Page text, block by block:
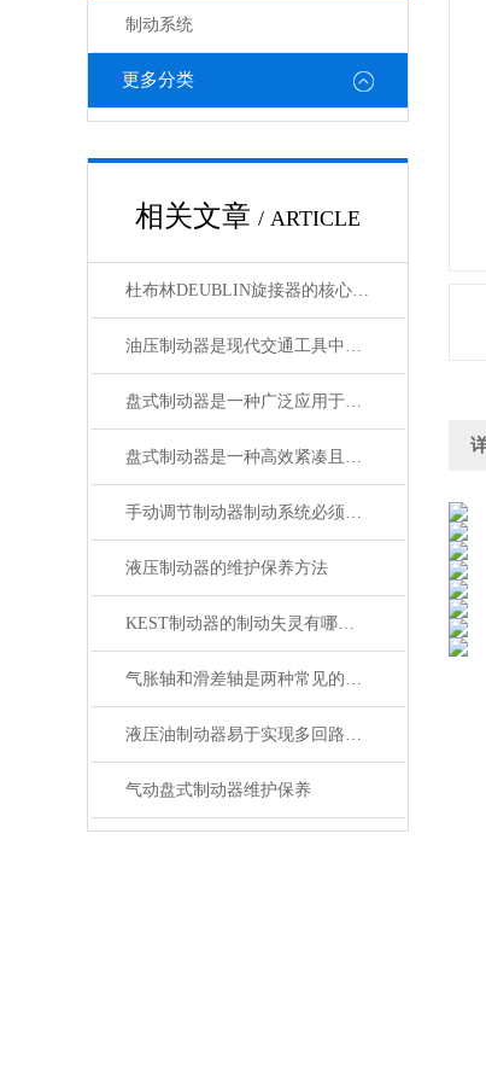
制动系统
更多分类
相关文章 / ARTICLE
杜布林DEUBLIN旋接器的核心在于转子与外壳之间的相对旋转
油压制动器是现代交通工具中常见的制动系统
盘式制动器是一种广泛应用于各类车辆和机械设备的制动系统
盘式制动器是一种高效紧凑且散热性能好的制动系统
手动调节制动器制动系统必须具备的功能
液压制动器的维护保养方法
KEST制动器的制动失灵有哪几种原因？
气胀轴和滑差轴是两种常见的机械传动轴
液压油制动器易于实现多回路控制
气动盘式制动器维护保养